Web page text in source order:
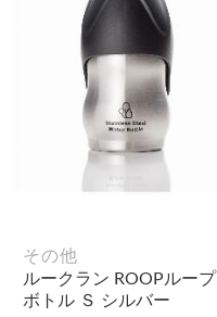
その他
ルークラン ROOPループ
ボトル Ｓ シルバー